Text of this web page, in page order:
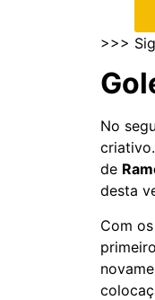
>>>
No
de
desta
Com
primeiro